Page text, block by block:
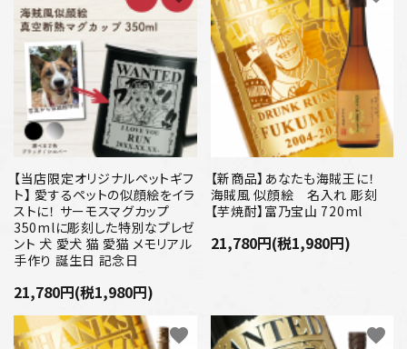
【当店限定オリジナルペットギフ
ト】 愛するペットの似顔絵をイラ
ストに！ サーモスマグカップ
350mlに彫刻した特別なプレゼ
ント 犬 愛犬 猫 愛猫 メモリアル
手作り 誕生日 記念日
21,780円(税1,980円)
【新商品】あなたも海賊王に！
海賊風 似顔絵 名入れ 彫刻
【芋焼酎】富乃宝山 720ml
21,780円(税1,980円)
favorite favorite